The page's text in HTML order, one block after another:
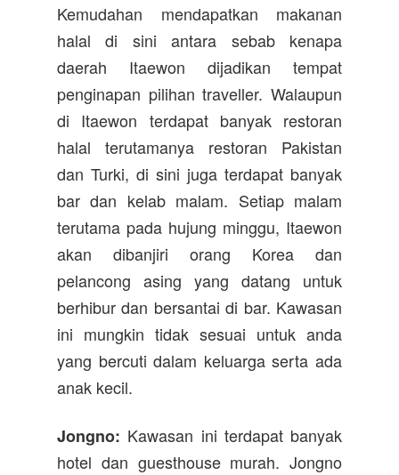
Kemudahan mendapatkan makanan
halal di sini antara sebab kenapa
daerah Itaewon dijadikan tempat
penginapan pilihan traveller. Walaupun
di Itaewon terdapat banyak restoran
halal terutamanya restoran Pakistan
dan Turki, di sini juga terdapat banyak
bar dan kelab malam. Setiap malam
terutama pada hujung minggu, Itaewon
akan dibanjiri orang Korea dan
pelancong asing yang datang untuk
berhibur dan bersantai di bar. Kawasan
ini mungkin tidak sesuai untuk anda
yang bercuti dalam keluarga serta ada
anak kecil.
Jongno: Kawasan ini terdapat banyak
hotel dan guesthouse murah. Jongno